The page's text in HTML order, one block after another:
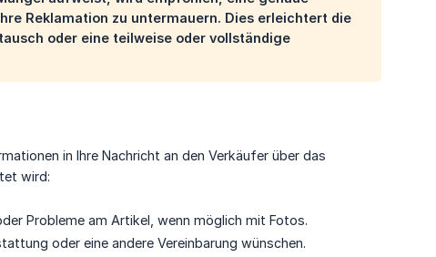
Reklamation zu untermauern. Dies erleichtert die
oder eine teilweise oder vollständige
in Ihre Nachricht an den Verkäufer über das
wird:
Probleme am Artikel, wenn möglich mit Fotos.
oder eine andere Vereinbarung wünschen.